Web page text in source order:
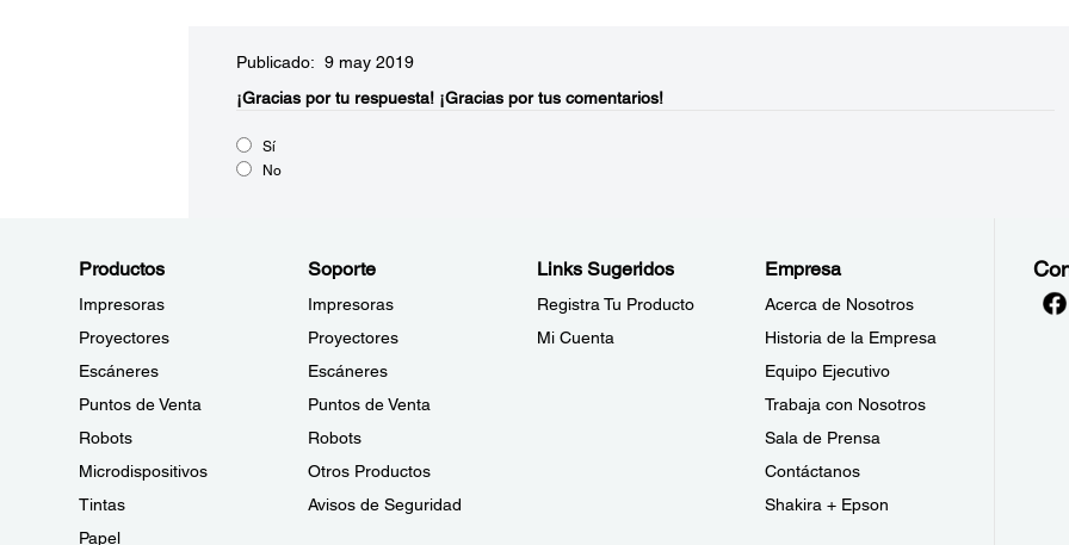
Publicado: 9 may 2019
¡Gracias por tu respuesta! ¡Gracias por tus comentarios!
Sí
No
Productos
Impresoras
Proyectores
Escáneres
Puntos de Venta
Robots
Microdispositivos
Tintas
Papel
Soporte
Impresoras
Proyectores
Escáneres
Puntos de Venta
Robots
Otros Productos
Avisos de Seguridad
Links Sugeridos
Registra Tu Producto
Mi Cuenta
Empresa
Acerca de Nosotros
Historia de la Empresa
Equipo Ejecutivo
Trabaja con Nosotros
Sala de Prensa
Contáctanos
Shakira + Epson